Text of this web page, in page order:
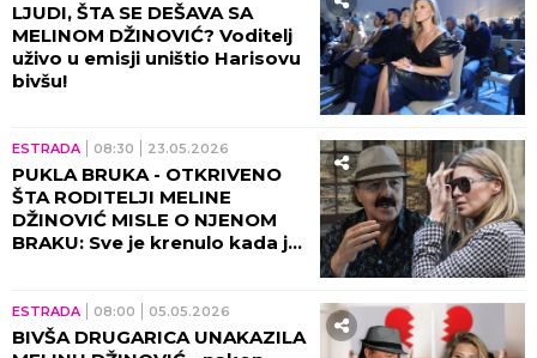
LJUDI, ŠTA SE DEŠAVA SA
MELINOM DŽINOVIĆ? Voditelj
uživo u emisji uništio Harisovu
bivšu!
ESTRADA 08:30 23.05.2026
PUKLA BRUKA - OTKRIVENO
ŠTA RODITELJI MELINE
DŽINOVIĆ MISLE O NJENOM
BRAKU: Sve je krenulo kada je
ESTRADA 08:00 05.05.2026
BIVŠA DRUGARICA UNAKAZILA